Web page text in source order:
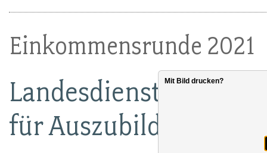
Einkommensrunde 2021
Landesdienst: dbb
für Auszubildende
Mit Bild drucken?